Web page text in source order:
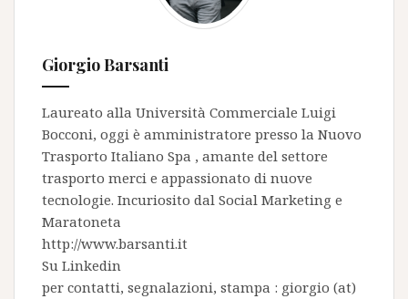
Giorgio Barsanti
Laureato alla Università Commerciale Luigi
Bocconi, oggi è amministratore presso la Nuovo
Trasporto Italiano Spa , amante del settore
trasporto merci e appassionato di nuove
tecnologie. Incuriosito dal Social Marketing e
Maratoneta
http://www.barsanti.it
Su Linkedin
per contatti, segnalazioni, stampa : giorgio (at)